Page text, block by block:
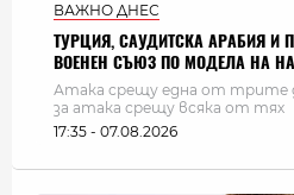
ВАЖНО ДНЕС
ТУРЦИЯ, САУДИТСКА АРАБИЯ И
ВОЕНЕН СЪЮЗ ПО МОДЕЛА НА
Атака срещу една от трите
за атака срещу всяка от тях
17:35 - 07.08.2026